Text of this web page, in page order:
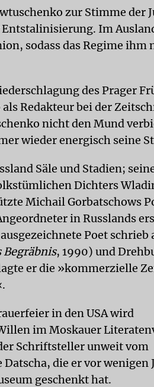
zur Stimme der
Im
sodass das Regime ihm
des Prager
Redakteur bei der
nicht den Mund
wieder energisch seine
Säle und Stadien;
Dichters
Michail Gorbatschows
in Russlands
Poet schrieb
Begräbnis, 1990) und
er die »kommerzielle
in den USA wird
im Moskauer
Schriftsteller unweit vom
die er vor wenigen
geschenkt hat.